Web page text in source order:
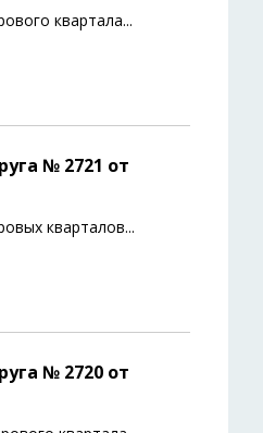
квартала...
№ 2721 от
кварталов...
№ 2720 от